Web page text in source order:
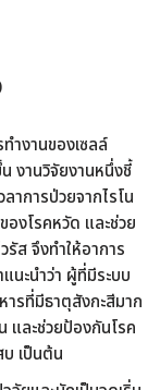
ำงานของเซลล์
งานวิจัยงานหนึ่งชี้
าการป่วยจากไรโน
องโรคหวัด และช่วย
ส จึงทำให้อาการ
นะนำว่า ผู้ที่มีระบบ
รที่มีธาตุสังกะสีมาก
และช่วยป้องกันโรค
เป็นต้น